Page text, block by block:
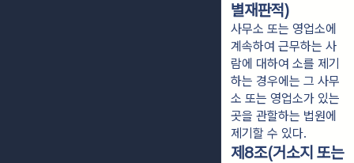
별재판적)
사무소 또는 영업소에
계속하여 근무하는 사
람에 대하여 소를 제기
하는 경우에는 그 사무
소 또는 영업소가 있는
곳을 관할하는 법원에
제기할 수 있다.
제8조(거소지 또는